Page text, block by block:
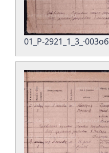
01_Р-2921_1_3_·003об